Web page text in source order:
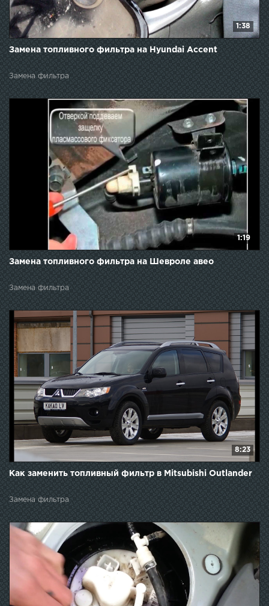
1:38
Замена топливного фильтра на Hyundai Accent
Замена фильтра
1:19
Замена топливного фильтра на Шевроле авео
Замена фильтра
8:23
Как заменить топливный фильтр в Mitsubishi Outlander
Замена фильтра